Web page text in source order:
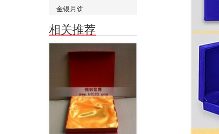
金银月饼
相关推荐